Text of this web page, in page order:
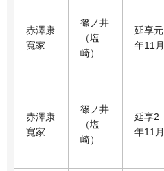
赤澤康
寬家
篠ノ井
（塩
崎）
延享元
年11月
赤澤康
寬家
篠ノ井
（塩
崎）
延享2
年11月